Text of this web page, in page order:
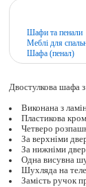
Шафи та пенали
Меблі для
Шафа (пенал)
Двостулкова шафа
Виконана з
Пластикова
Четверо
За верхніми
За нижніми
Одна висувна
Шухляда на
Замість ручок